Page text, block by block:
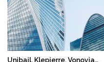
Unibail, Klepierre, Vonovia…